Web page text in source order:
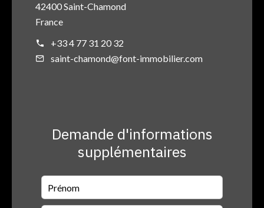
42400 Saint-Chamond
France
+33 4 77 31 20 32
saint-chamond@font-immobilier.com
Demande d'informations
supplémentaires